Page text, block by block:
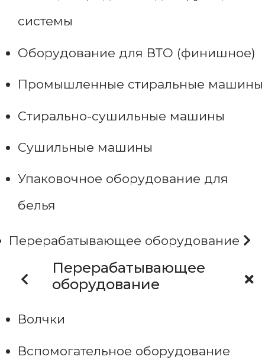
системы
Оборудование для ВТО (финишное)
Промышленные стиральные машины
Стирально-сушильные машины
Сушильные машины
Упаковочное оборудование для
белья
Перерабатывающее оборудование
Перерабатывающее
оборудование
Волчки
Вспомогательное оборудование